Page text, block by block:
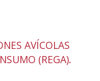
AVÍCOLAS
(REGA).